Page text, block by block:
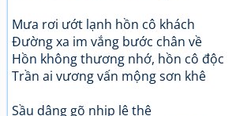
Mưa rơi ướt lạnh hồn cô khách
Đường xa im vắng bước chân về
Hồn không thương nhớ, hồn cô độc
Trần ai vương vấn mộng sơn khê
Sầu dâng gõ nhịp lê thê